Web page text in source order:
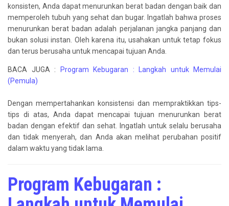
konsisten, Anda dapat menurunkan berat badan dengan baik dan
memperoleh tubuh yang sehat dan bugar. Ingatlah bahwa proses
menurunkan berat badan adalah perjalanan jangka panjang dan
bukan solusi instan. Oleh karena itu, usahakan untuk tetap fokus
dan terus berusaha untuk mencapai tujuan Anda.
BACA JUGA :
Program Kebugaran : Langkah untuk Memulai
(Pemula)
Dengan mempertahankan konsistensi dan mempraktikkan tips-
tips di atas, Anda dapat mencapai tujuan menurunkan berat
badan dengan efektif dan sehat. Ingatlah untuk selalu berusaha
dan tidak menyerah, dan Anda akan melihat perubahan positif
dalam waktu yang tidak lama.
Program Kebugaran :